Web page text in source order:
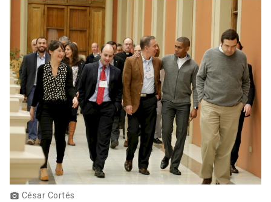
Padres y familia
Vecinos launch
Correo UC launch
Mi Portal UC launch
Medios Biblioteca launch
Donaciones launch
photo_camera César Cortés